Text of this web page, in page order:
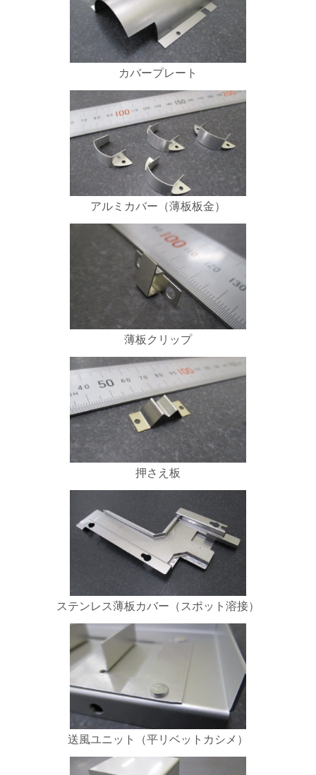
カバープレート
アルミカバー（薄板板金）
薄板クリップ
押さえ板
ステンレス薄板カバー（スポット溶接）
送風ユニット（平リベットカシメ）